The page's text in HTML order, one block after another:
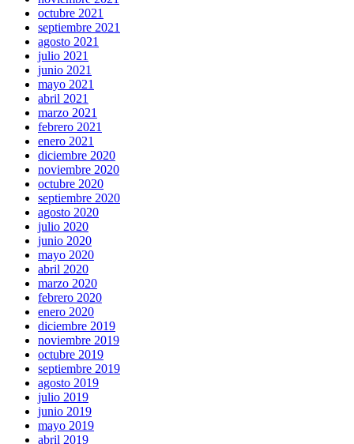
octubre 2021
septiembre 2021
agosto 2021
julio 2021
junio 2021
mayo 2021
abril 2021
marzo 2021
febrero 2021
enero 2021
diciembre 2020
noviembre 2020
octubre 2020
septiembre 2020
agosto 2020
julio 2020
junio 2020
mayo 2020
abril 2020
marzo 2020
febrero 2020
enero 2020
diciembre 2019
noviembre 2019
octubre 2019
septiembre 2019
agosto 2019
julio 2019
junio 2019
mayo 2019
abril 2019